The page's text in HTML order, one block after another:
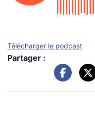
Télécharger le podcast
Partager :